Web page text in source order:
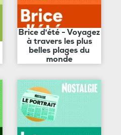
Brice d'été - Voyagez
à travers les plus
belles plages du
monde